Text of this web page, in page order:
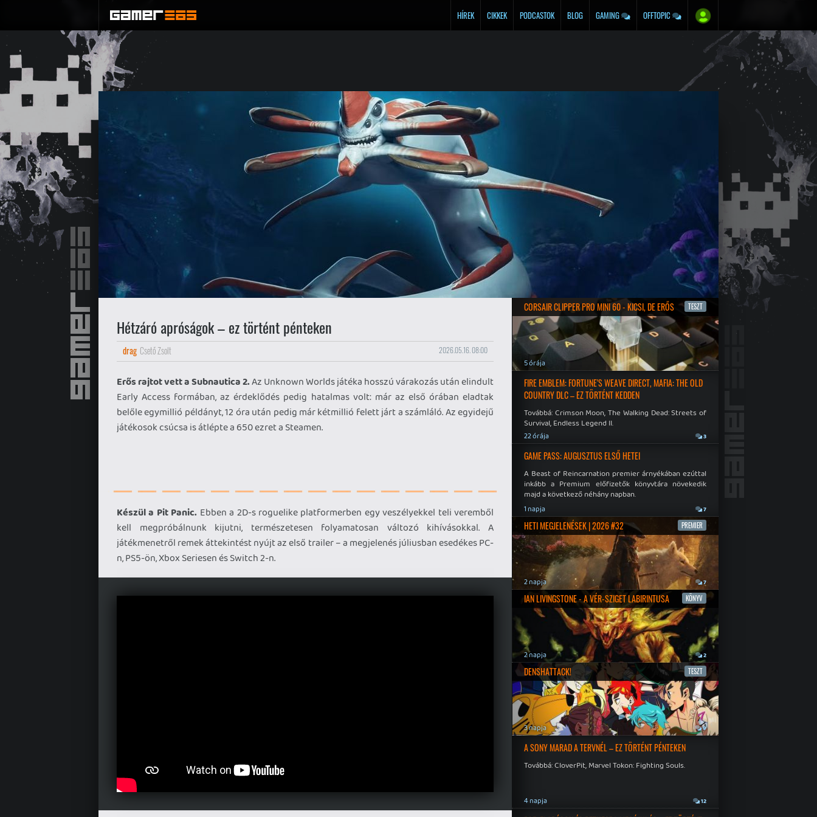
HÍREK CIKKEK PODCASTOK BLOG GAMING OFFTOPIC
Hétzáró apróságok – ez történt pénteken
drag Csető Zsolt 2026.05.16. 08:00
Erős rajtot vett a Subnautica 2.Az Unknown Worlds játéka hosszú várakozás után elindult
Early Access formában, az érdeklődés pedig hatalmas volt: már az első órában eladtak
belőle egymillió példányt, 12 óra után pedig már kétmillió felett járt a számláló. Az egyidejű
játékosok csúcsa is átlépte a 650 ezret a Steamen.
Készül a Pit Panic. Ebben a 2D-s roguelike platformerben egy veszélyekkel teli veremből
kell megpróbálnunk kijutni, természetesen folyamatosan változó kihívásokkal. A
játékmenetről remek áttekintést nyújt az első trailer – a megjelenés júliusban esedékes PC-
n, PS5-ön, Xbox Seriesen és Switch 2-n.
CORSAIR CLIPPER PRO MINI 60 - KICSI, DE ERŐS TESZT
5 órája
FIRE EMBLEM: FORTUNE'S WEAVE DIRECT, MAFIA: THE OLD
COUNTRY DLC – EZ TÖRTÉNT KEDDEN
Továbbá: Crimson Moon, The Walking Dead: Streets of
Survival, Endless Legend II.
22 órája 3
GAME PASS: AUGUSZTUS ELSŐ HETEI
A Beast of Reincarnation premier árnyékában ezúttal
inkább a Premium előfizetők könyvtára növekedik
majd a következő néhány napban.
1 napja 7
HETI MEGJELENÉSEK | 2026 #32 PREMIER
2 napja 7
IAN LIVINGSTONE - A VÉR-SZIGET LABIRINTUSA KÖNYV
2 napja 2
DENSHATTACK! TESZT
3 napja 9
A SONY MARAD A TERVNÉL – EZ TÖRTÉNT PÉNTEKEN
Továbbá: CloverPit, Marvel Tokon: Fighting Souls.
4 napja 12